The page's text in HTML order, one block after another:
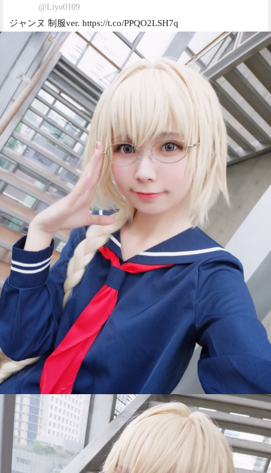
@Liyu0109
ジャンヌ 制服ver. https://t.co/PPQO2LSH7q